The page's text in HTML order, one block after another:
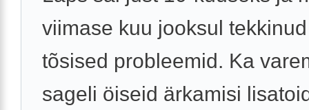
viimase kuu jooksul
tõsised probleemid. Ka
sageli öiseid ärkamisi